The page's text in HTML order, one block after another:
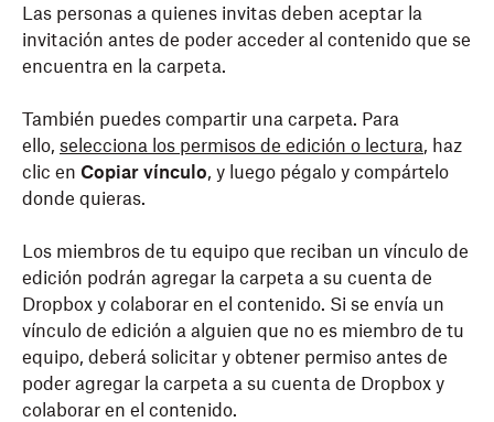
Las personas a quienes invitas deben aceptar la
invitación antes de poder acceder al contenido que se
encuentra en la carpeta.
También puedes compartir una carpeta. Para
ello, selecciona los permisos de edición o lectura, haz
clic en Copiar vínculo, y luego pégalo y compártelo
donde quieras.
Los miembros de tu equipo que reciban un vínculo de
edición podrán agregar la carpeta a su cuenta de
Dropbox y colaborar en el contenido. Si se envía un
vínculo de edición a alguien que no es miembro de tu
equipo, deberá solicitar y obtener permiso antes de
poder agregar la carpeta a su cuenta de Dropbox y
colaborar en el contenido.